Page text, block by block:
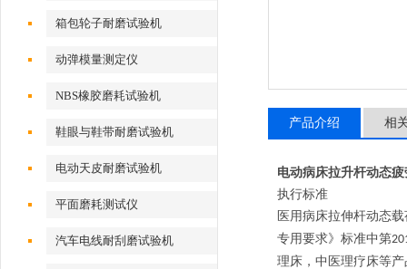
试验机
箱包轮子耐磨试验机
动弹模量测定仪
NBS橡胶磨耗试验机
鞋眼与鞋带耐磨试验机
电动天皮耐磨试验机
平面磨耗测试仪
汽车电线耐刮磨试验机
产品介绍 相
电动病床拉升杆动态
执行标准
医用病床拉伸杆动态
专用要求》标准中第
理床，中医理疗床等